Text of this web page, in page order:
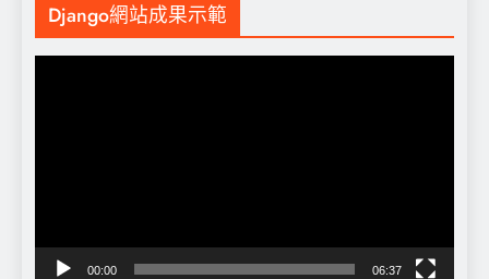
Django網站成果示範
00:00 06:37